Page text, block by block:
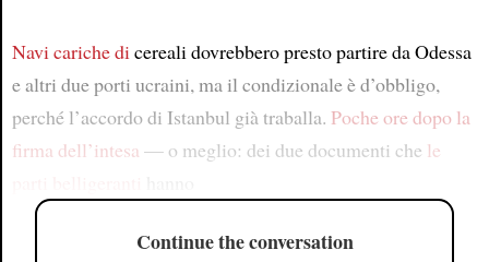
Navi cariche dicereali dovrebbero presto partire da Odessa
e altri due porti ucraini, ma il condizionale è d’obbligo,
perché l’accordo di Istanbul già traballa. Poche ore dopo la
firma dell’intesa — o meglio: dei due documenti che le
Continue the conversation